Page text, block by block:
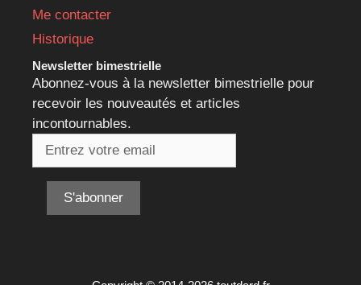
Me contacter
Historique
Newsletter bimestrielle
Abonnez-vous à la newsletter bimestrielle pour
recevoir les nouveautés et articles
incontournables.